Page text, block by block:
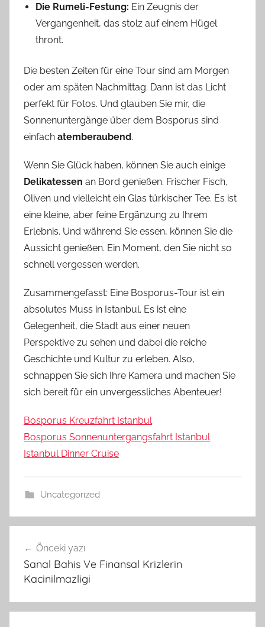
Die Rumeli-Festung: Ein Zeugnis der
Vergangenheit, das stolz auf einem Hügel
thront.
Die besten Zeiten für eine Tour sind am Morgen
oder am späten Nachmittag. Dann ist das Licht
perfekt für Fotos. Und glauben Sie mir, die
Sonnenuntergänge über dem Bosporus sind
einfach atemberaubend.
Wenn Sie Glück haben, können Sie auch einige
Delikatessen an Bord genießen. Frischer Fisch,
Oliven und vielleicht ein Glas türkischer Tee. Es ist
eine kleine, aber feine Ergänzung zu Ihrem
Erlebnis. Und während Sie essen, können Sie die
Aussicht genießen. Ein Moment, den Sie nicht so
schnell vergessen werden.
Zusammengefasst: Eine Bosporus-Tour ist ein
absolutes Muss in Istanbul. Es ist eine
Gelegenheit, die Stadt aus einer neuen
Perspektive zu sehen und dabei die reiche
Geschichte und Kultur zu erleben. Also,
schnappen Sie sich Ihre Kamera und machen Sie
sich bereit für ein unvergessliches Abenteuer!
Bosporus Kreuzfahrt Istanbul
Bosporus Sonnenuntergangsfahrt Istanbul
Istanbul Dinner Cruise
Uncategorized
gezinmesi
Önceki yazı
Sanal Bahis Ve Finansal Krizlerin
Kacinilmazligi